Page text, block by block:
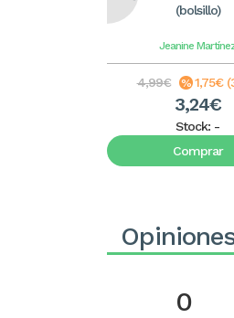
(bolsillo)
Jeanine
4,99€ 1,75€
3,24€
Stock: -
Comprar
0